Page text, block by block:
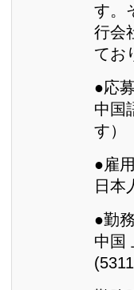
す。
行会
てお
●応
中国
す）
●雇
日本
●勤
中国